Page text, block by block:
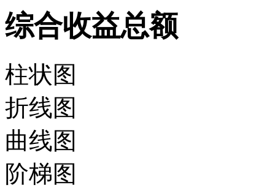
综合收益总额
柱状图
折线图
曲线图
阶梯图